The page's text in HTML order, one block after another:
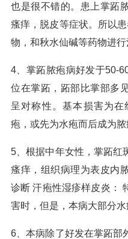
也是很不错的。患上掌跖
瘙痒，脱皮等症状。所以
物，和秋水仙碱等药物进行
4、掌跖脓疱病好发于50-
位在掌跖，跖部比掌部多
呈对称性。基本损害为
疱，或先为水疱而后成为脓
5、根据中年女性，掌跖红
瘙痒，组织病理为表皮内
诊断 汗疱性湿疹样皮炎：
害时，但是，本病大部分水
6、本病除了好发在掌跖部